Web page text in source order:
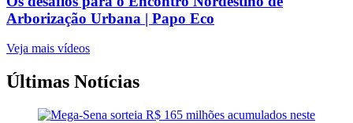
Arborização Urbana | Papo Eco
Veja mais vídeos
Últimas Notícias